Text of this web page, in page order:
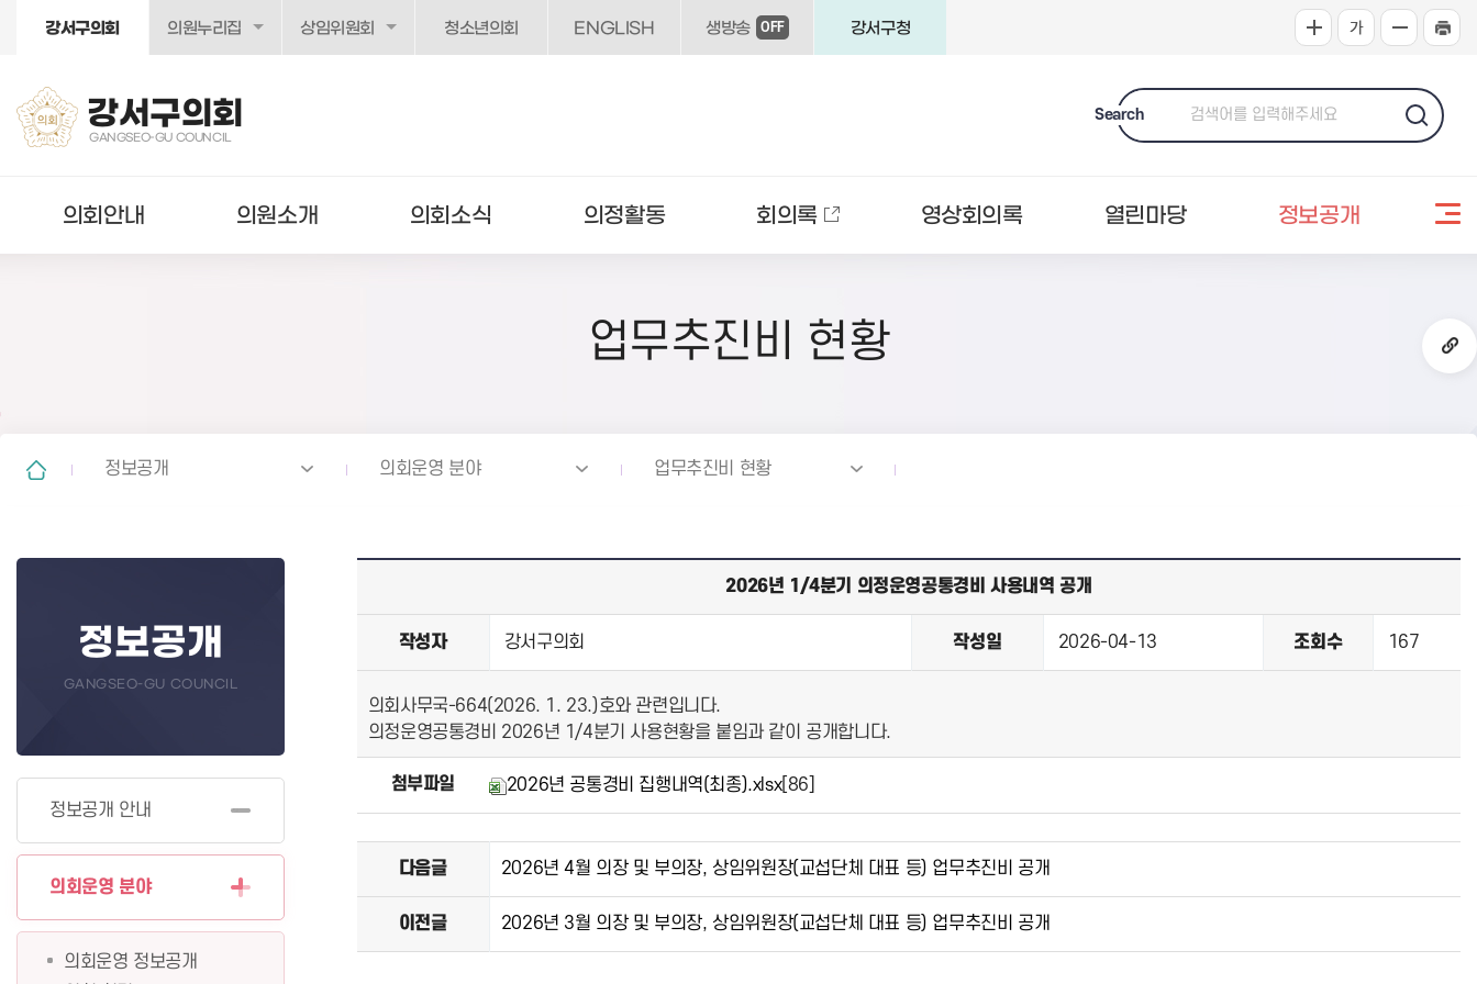
강서구의회 의원누리집 상임위원회 청소년의회 ENGLISH 생방송 OFF 강서구청
강서구의회
GANGSEO-GU COUNCIL
Search
의회안내 의원소개 의회소식 의정활동 회의록 영상회의록 열린마당 정보공개
업무추진비 현황
정보공개 의회운영 분야 업무추진비 현황
정보공개
GANGSEO-GU COUNCIL
정보공개 안내
의회운영 분야
의회운영 정보공개
2026년 1/4분기 의정운영공통경비 사용내역 공개
작성자 강서구의회 작성일 2026-04-13 조회수 167
의회사무국-664(2026. 1. 23.)호와 관련입니다.
의정운영공통경비 2026년 1/4분기 사용현황을 붙임과 같이 공개합니다.
첨부파일 2026년 공통경비 집행내역(최종).xlsx[86]
다음글 2026년 4월 의장 및 부의장, 상임위원장(교섭단체 대표 등) 업무추진비 공개
이전글 2026년 3월 의장 및 부의장, 상임위원장(교섭단체 대표 등) 업무추진비 공개